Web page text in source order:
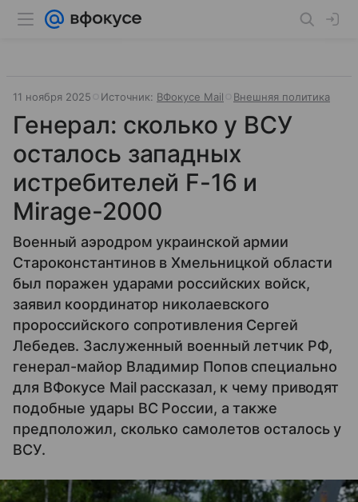
11 ноября 2025 Источник: ВФокусе Mail Внешняя политика
Генерал: сколько у ВСУ
осталось западных
истребителей F-16 и
Mirage-2000
Военный аэродром украинской армии
Староконстантинов в Хмельницкой области
был поражен ударами российских войск,
заявил координатор николаевского
пророссийского сопротивления Сергей
Лебедев. Заслуженный военный летчик РФ,
генерал-майор Владимир Попов специально
для ВФокусе Mail рассказал, к чему приводят
подобные удары ВС России, а также
предположил, сколько самолетов осталось у
ВСУ.